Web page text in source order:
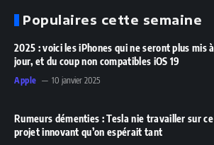
Populaires cette semaine
2025 : voici les iPhones qui ne seront plus mis à
jour, et du coup non compatibles iOS 19
Apple 10 janvier 2025
Rumeurs démenties : Tesla nie travailler sur ce
projet innovant qu’on espérait tant